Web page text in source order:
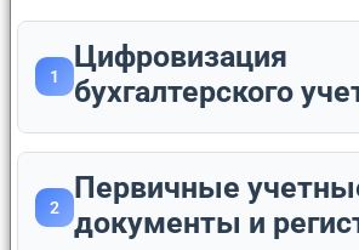
1
Цифровизация
бухгалтерского
2
Первичные
документы и